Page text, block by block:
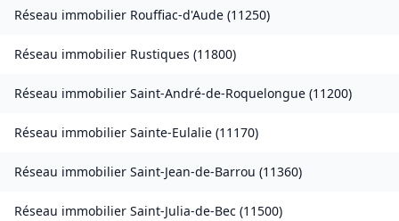
Réseau immobilier Rouffiac-d'Aude (11250)
Réseau immobilier Rustiques (11800)
Réseau immobilier Saint-André-de-Roquelongue (11200)
Réseau immobilier Sainte-Eulalie (11170)
Réseau immobilier Saint-Jean-de-Barrou (11360)
Réseau immobilier Saint-Julia-de-Bec (11500)